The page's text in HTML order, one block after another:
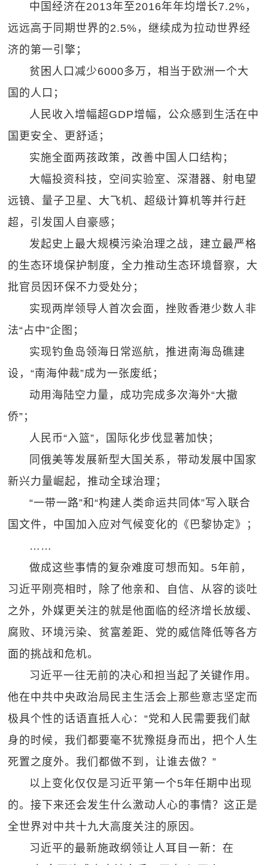
中国经济在2013年至2016年年均增长7.2%，
远远高于同期世界的2.5%，继续成为拉动世界经
济的第一引擎；
贫困人口减少6000多万，相当于欧洲一个大
国的人口；
人民收入增幅超GDP增幅，公众感到生活在中
国更安全、更舒适；
实施全面两孩政策，改善中国人口结构；
大幅投资科技，空间实验室、深潜器、射电望
远镜、量子卫星、大飞机、超级计算机等并行赶
超，引发国人自豪感；
发起史上最大规模污染治理之战，建立最严格
的生态环境保护制度，全力推动生态环境督察，大
批官员因环保不力受处分；
实现两岸领导人首次会面，挫败香港少数人非
法“占中”企图；
实现钓鱼岛领海日常巡航，推进南海岛礁建
设，“南海仲裁”成为一张废纸；
动用海陆空力量，成功完成多次海外“大撤
侨”；
人民币“入篮”，国际化步伐显著加快；
同俄美等发展新型大国关系，带动发展中国家
新兴力量崛起，推动全球治理；
“一带一路”和“构建人类命运共同体”写入联合
国文件，中国加入应对气候变化的《巴黎协定》；
……
做成这些事情的复杂难度可想而知。5年前，
习近平刚亮相时，除了他亲和、自信、从容的谈吐
之外，外媒更关注的就是他面临的经济增长放缓、
腐败、环境污染、贫富差距、党的威信降低等各方
面的挑战和危机。
习近平一往无前的决心和担当起了关键作用。
他在中共中央政治局民主生活会上那些意志坚定而
极具个性的话语直抵人心：“党和人民需要我们献
身的时候，我们都要毫不犹豫挺身而出，把个人生
死置之度外。我们都做不到，让谁去做？”
以上变化仅仅是习近平第一个5年任期中出现
的。接下来还会发生什么激动人心的事情？这正是
全世界对中共十九大高度关注的原因。
习近平的最新施政纲领让人耳目一新：在